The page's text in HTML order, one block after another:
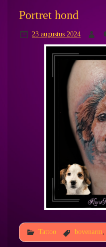
Portret hond
23 augustus 2024
Tattoo bovenarm